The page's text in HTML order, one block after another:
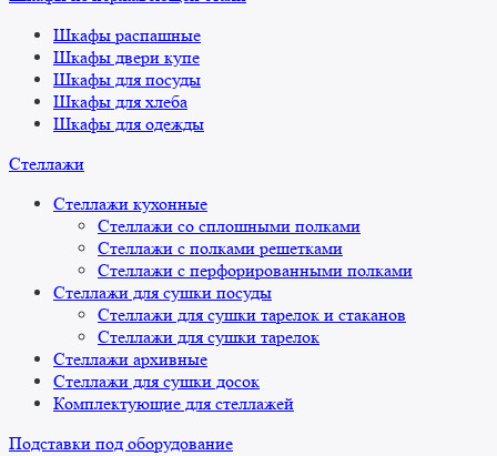
Шкафы распашные
Шкафы двери купе
Шкафы для посуды
Шкафы для хлеба
Шкафы для одежды
Стеллажи
Стеллажи кухонные
Стеллажи со сплошными полками
Стеллажи с полками решетками
Стеллажи с перфорированными полками
Стеллажи для сушки посуды
Стеллажи для сушки тарелок и стаканов
Стеллажи для сушки тарелок
Стеллажи архивные
Стеллажи для сушки досок
Комплектующие для стеллажей
Подставки под оборудование